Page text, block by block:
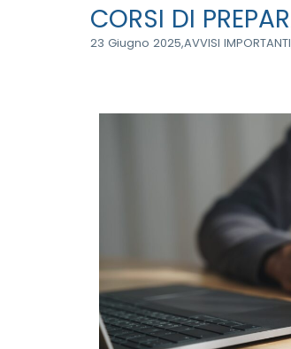
CORSI DI
23 Giugno 2025,AVVISI IMPORTANTI